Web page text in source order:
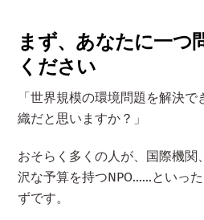
まず、あなたに一つ
ください
「世界規模の環境問題を解決
織だと思いますか？」
おそらく多くの人が、国際機関
沢な予算を持つNPO……といっ
ずです。